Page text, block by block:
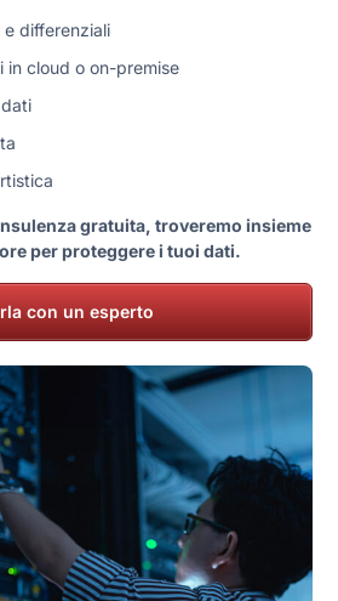
differenziali
in cloud o on-premise
gratuita, troveremo insieme
per proteggere i tuoi dati.
con un esperto